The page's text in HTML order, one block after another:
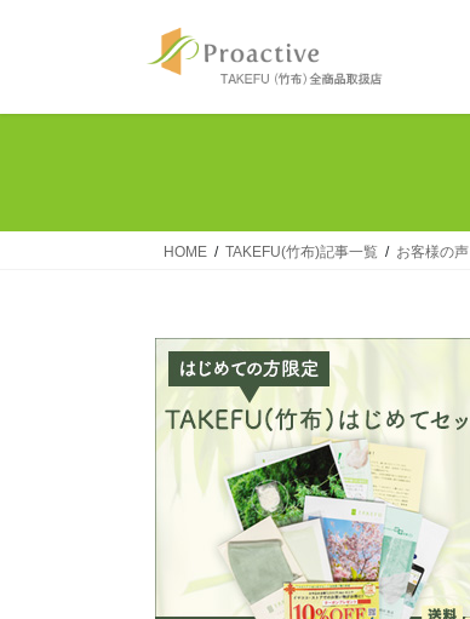
HOME TAKEFU(竹布)記事一覧 お客様の声